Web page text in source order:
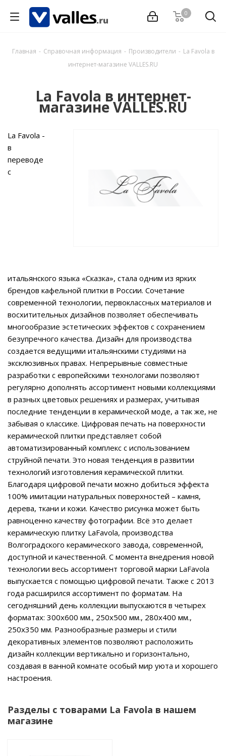
0
Главная - Справочная информация - Производители - La Favola в
интернет-магазине VALLES.RU
La Favola в интернет-
магазине VALLES.RU
La Favola -
в
переводе
с
итальянского языка «Сказка», стала одним из ярких
брендов кафельной плитки в России. Сочетание
современной технологии, первоклассных материалов и
восхитительных дизайнов позволяет обеспечивать
многообразие эстетических эффектов с сохранением
безупречного качества. Дизайн для производства
создается ведущими итальянскими студиями на
эксклюзивных правах. Непрерывные совместные
разработки с европейскими технологами позволяют
регулярно дополнять ассортимент новыми коллекциями
в разных цветовых решениях и размерах, учитывая
последние тенденции в керамической моде, а так же, не
забывая о классике. Цифровая печать на поверхности
керамической плитки представляет собой
автоматизированный комплекс с использованием
струйной печати. Это новая тенденция в развитии
технологий изготовления керамической плитки.
Благодаря цифровой печати можно добиться эффекта
100% имитации натуральных поверхностей – камня,
дерева, ткани и кожи. Качество рисунка может быть
равноценно качеству фотографии. Всё это делает
керамическую плитку LaFavola, производства
Волгоградского керамического завода, современной,
доступной и качественной. С момента внедрения новой
технологии весь ассортимент торговой марки LaFavola
выпускается с помощью цифровой печати. Также с 2013
года расширился ассортимент по форматам. На
сегодняшний день коллекции выпускаются в четырех
форматах: 300х600 мм., 250х500 мм., 280х400 мм.,
250х350 мм. Разнообразные размеры и стили
декоративных элементов позволяют расположить
дизайн коллекции вертикально и горизонтально,
создавая в ванной комнате особый мир уюта и хорошего
настроения.
Разделы с товарами La Favola в нашем
магазине